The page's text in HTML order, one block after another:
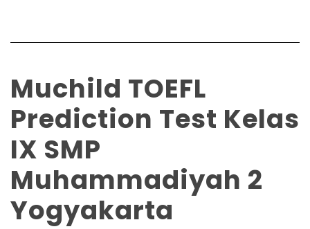
Muchild TOEFL
Prediction Test Kelas
IX SMP
Muhammadiyah 2
Yogyakarta